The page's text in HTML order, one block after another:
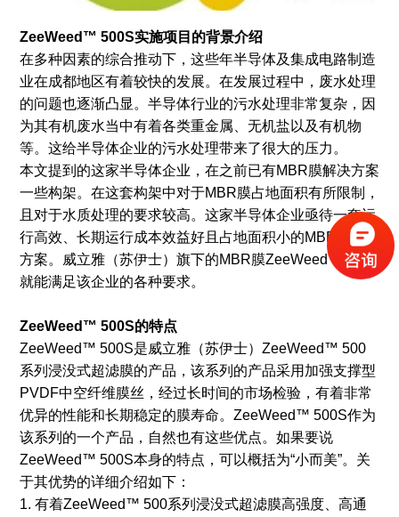
ZeeWeed™ 500S实施项目的背景介绍
在多种因素的综合推动下，这些年半导体及集成电路制造
业在成都地区有着较快的发展。在发展过程中，废水处理
的问题也逐渐凸显。半导体行业的污水处理非常复杂，因
为其有机废水当中有着各类重金属、无机盐以及有机物
等。这给半导体企业的污水处理带来了很大的压力。
本文提到的这家半导体企业，在之前已有MBR膜解决方案
一些构架。在这套构架中对于MBR膜占地面积有所限制，
且对于水质处理的要求较高。这家半导体企业亟待一套运
行高效、长期运行成本效益好且占地面积小的MBR膜处理
方案。威立雅（苏伊士）旗下的MBR膜ZeeWeed™ 500S
就能满足该企业的各种要求。
ZeeWeed™ 500S的特点
ZeeWeed™ 500S是威立雅（苏伊士）ZeeWeed™ 500
系列浸没式超滤膜的产品，该系列的产品采用加强支撑型
PVDF中空纤维膜丝，经过长时间的市场检验，有着非常
优异的性能和长期稳定的膜寿命。ZeeWeed™ 500S作为
该系列的一个产品，自然也有这些优点。如果要说
ZeeWeed™ 500S本身的特点，可以概括为“小而美”。关
于其优势的详细介绍如下：
1. 有着ZeeWeed™ 500系列浸没式超滤膜高强度、高通